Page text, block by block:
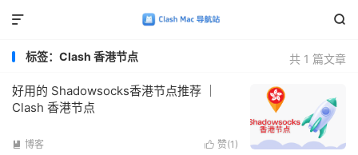


共 1 篇文章
标签：Clash 香港节点
好用的 Shadowsocks香港节点推荐 ｜
Clash 香港节点
 赞(1 )
 博客